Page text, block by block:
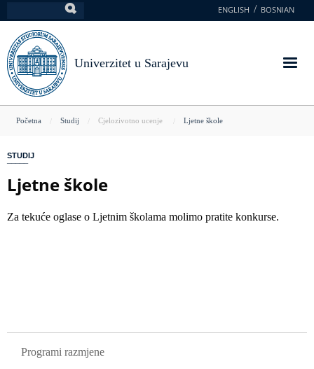
na
glavni
sadržaj
ENGLISH BOSNIAN
Univerzitet u Sarajevu
You
here
Početna Studij Cjelozivotno ucenje Ljetne škole
STUDIJ
Ljetne škole
Za tekuće oglase o Ljetnim školama molimo pratite konkurse.
Programi razmjene